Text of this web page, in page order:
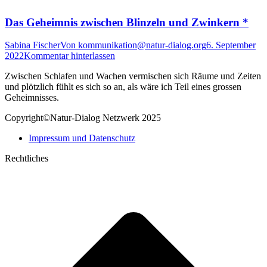
Das Geheimnis zwischen Blinzeln und Zwinkern *
Sabina FischerVon kommunikation@natur-dialog.org6. September
2022Kommentar hinterlassen
Zwischen Schlafen und Wachen vermischen sich Räume und Zeiten
und plötzlich fühlt es sich so an, als wäre ich Teil eines grossen
Geheimnisses.
Copyright©Natur-Dialog Netzwerk 2025
Impressum und Datenschutz
Rechtliches